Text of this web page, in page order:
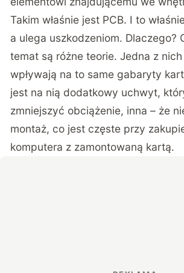
Takim właśnie jest PCB. I to
a ulega uszkodzeniom. Dlaczego?
temat są różne teorie. Jedna z
wpływają na to same gabaryty
jest na nią dodatkowy uchwyt,
zmniejszyć obciążenie, inna – że
montaż, co jest częste przy
komputera z zamontowaną kartą.